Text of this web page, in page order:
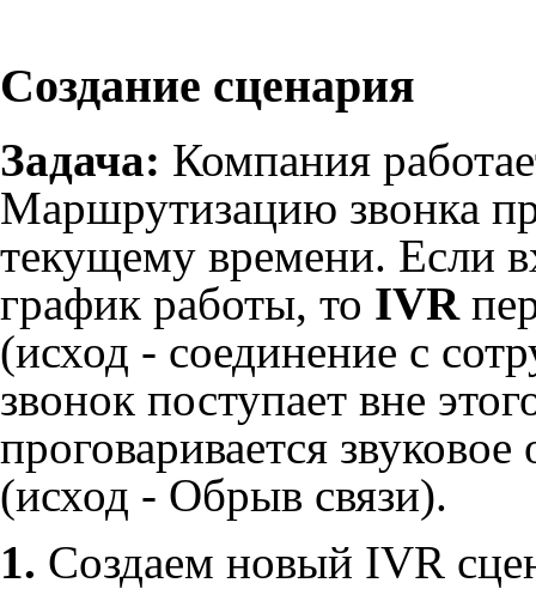
Создание сценария
Задача: Компания
Маршрутизацию звонка
текущему времени. Если
график работы, то IVR
(исход - соединение с
звонок поступает вне
проговаривается
(исход - Обрыв связи).
1. Создаем новый IVR